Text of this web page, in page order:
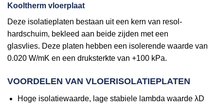
Kooltherm vloerplaat
Deze isolatieplaten bestaan uit een kern van resol-
hardschuim, bekleed aan beide zijden met een
glasvlies. Deze platen hebben een isolerende waarde van
0.020 W/mK en een druksterkte van +100 kPa.
VOORDELEN VAN VLOERISOLATIEPLATEN
Hoge isolatiewaarde, lage stabiele lambda waarde λD